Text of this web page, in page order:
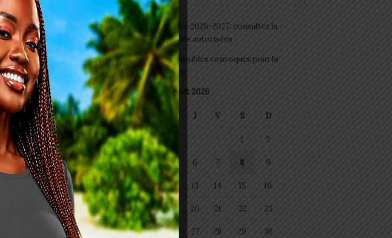
sonnette d’alarme
Togo/ Rentrée scolaire 2026-2027: consultez la
liste officielle des écoles autorisées
ESSAL 2026 : les admissibles convoqués pour la
visite médicale à Lomé
août 2026
L M J V S D
1 2
3 4 5 6 7 8 9
10 11 12 13 14 15 16
17 18 19 20 21 22 23
24 25 26 27 28 29 30